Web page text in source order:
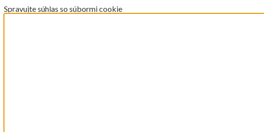
Spravujte súhlas so súbormi cookie